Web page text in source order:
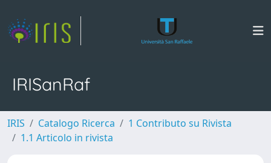
IRISanRaf
IRIS Catalogo Ricerca
1 Contributo su Rivista
1.1 Articolo in rivista